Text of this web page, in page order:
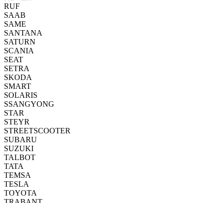
RUF
SAAB
SAME
SANTANA
SATURN
SCANIA
SEAT
SETRA
SKODA
SMART
SOLARIS
SSANGYONG
STAR
STEYR
STREETSCOOTER
SUBARU
SUZUKI
TALBOT
TATA
TEMSA
TESLA
TOYOTA